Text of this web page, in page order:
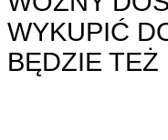
WYKUPIĆ
BĘDZIE